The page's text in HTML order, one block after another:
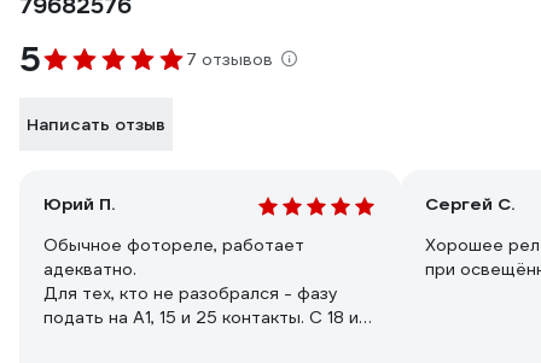
5 7 отзывов
Написать отзыв
Юрий П.
Обычное фотореле, работает
адекватно.
Для тех, кто не разобрался - фазу
подать на А1, 15 и 25 контакты. С 18 и
Сергей C.
Хорошее
при